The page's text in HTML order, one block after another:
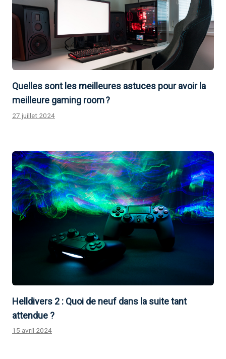
Quelles sont les meilleures astuces pour avoir la
meilleure gaming room ?
27 juillet 2024
Helldivers 2 : Quoi de neuf dans la suite tant
attendue ?
15 avril 2024